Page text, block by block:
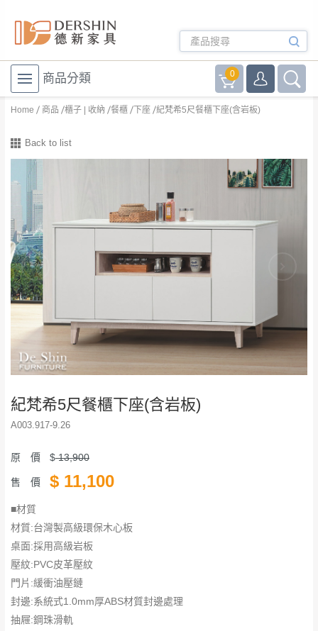
商品分類 0
Home 商品 櫃子 | 收納 餐櫃 下座 紀梵希5尺餐櫃下座(含岩板)
Back to list
紀梵希5尺餐櫃下座(含岩板)
A003.917-9.26
原 價 $13,900
售 價 $ 11,100
■材質
材質:台灣製高級環保木心板
桌面:採用高級岩板
壓紋:PVC皮革壓紋
門片:緩衝油壓鏈
封邊:系統式1.0mm厚ABS材質封邊處理
抽屜:鋼珠滑軌